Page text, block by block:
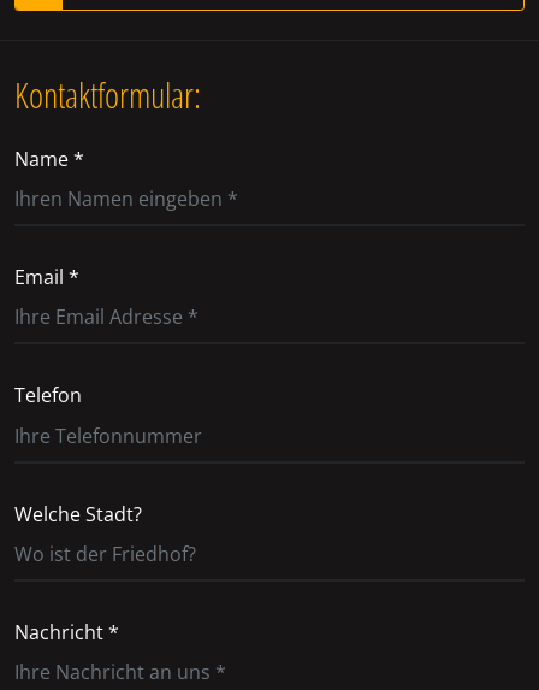
Kontaktformular:
Name *
Email *
Telefon
Welche Stadt?
Nachricht *